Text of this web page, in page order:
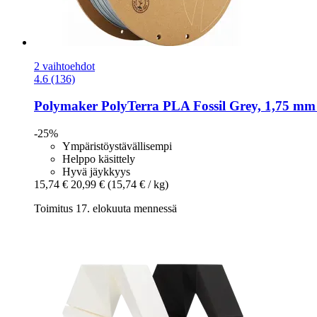
2 vaihtoehdot
4.6 (136)
Polymaker PolyTerra PLA Fossil Grey, 1,75
-25%
Ympäristöystävällisempi
Helppo käsittely
Hyvä jäykkyys
15,74 € 20,99 € (15,74 € / kg)
Toimitus 17. elokuuta mennessä